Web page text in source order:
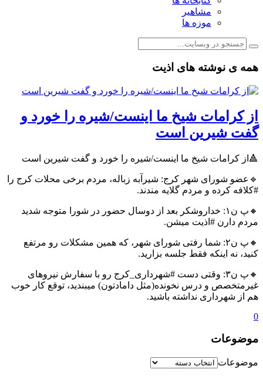
مشاهیر
موزه ها
همه ی نوشته های اذیت
از کرامات شیخ ما اینست/شیره را خورد و
گفت شیرین است
🔺از کرامات شیخ ما اینست/شیره را خورد و گفت شیرین است
🔹عضو شورای شهر کرج: شیرآبه زباله، مردم برخی محلات کرج را
#کلافه کرده و مردم گلایه مندند.
🔸پ ن۱: خداروشکر بعد از دوسال حضور در شورا متوجه شدید
مردم دارن #اذیت میشن.
🔸پ ن۲: شما رفتی شورای شهر، که همین مشکلات رو مرتفع
کنید، نه اینکه فقط جلسه بزارید.
🔸پ ن۳: وقتی دست #شهرداری_کرج رو با سفارش نیروهای
غیرمتخصص و درس نخونده(مثل دامادتون) میبندید، توقع کار خوب
هم از شهرداری نداشته باشید.
0
موضوعات
موضوعات